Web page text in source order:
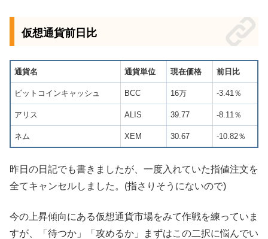
仮想通貨前日比
通貨名 通貨単位 現在価格 前日比
ビットコインキャッシュ BCC 16万 -3.41％
アリス ALIS 39.77 -8.11％
ネム XEM 30.67 -10.82％
昨日の日記でも書きましたが、一度入れていた指値注文を
全てキャンセルしました。(指さりそうにないので)
今の上昇傾向にある仮想通貨市場をみて作戦を練っていま
すが、「待つか」「攻めるか」まずはこの二択に悩んでい